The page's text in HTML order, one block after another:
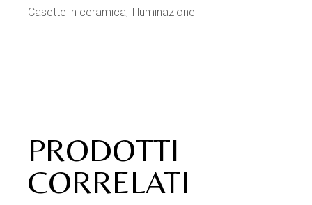
Casette in ceramica Illuminazione
PRODOTTI
CORRELATI